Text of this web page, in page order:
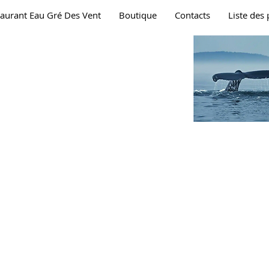
Eau Gré Des Vent Boutique Contacts Liste des